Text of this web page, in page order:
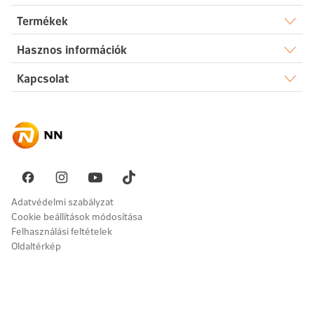
Rólunk
Sajtószoba
Karrier
Fenntarthatóság
Pénzügyi navigátor
Termékek
Élet
Egészség
Nyugdíj
Vállalati megoldások
Hasznos információk
Dokumentumtár
Akadálymentesség
Kapcsolat
Ügyintézés
Panaszkezelés
Adatvédelmi szabályzat
Cookie beállítások módosítása
Felhasználási feltételek
Oldaltérkép